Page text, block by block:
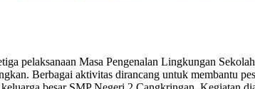
pelaksanaan Masa Pengenalan Lingkungan
Berbagai aktivitas dirancang untuk membantu